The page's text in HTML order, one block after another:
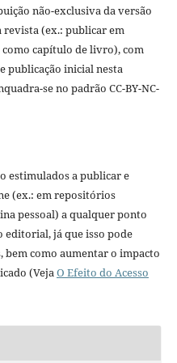
não-exclusiva da versão
(ex.: publicar em
capítulo de livro), com
publicação inicial nesta
se no padrão CC-BY-NC-
estimulados a publicar e
(ex.: em repositórios
pessoal) a qualquer ponto
editorial, já que isso pode
como aumentar o impacto
(VejaO Efeito do Acesso